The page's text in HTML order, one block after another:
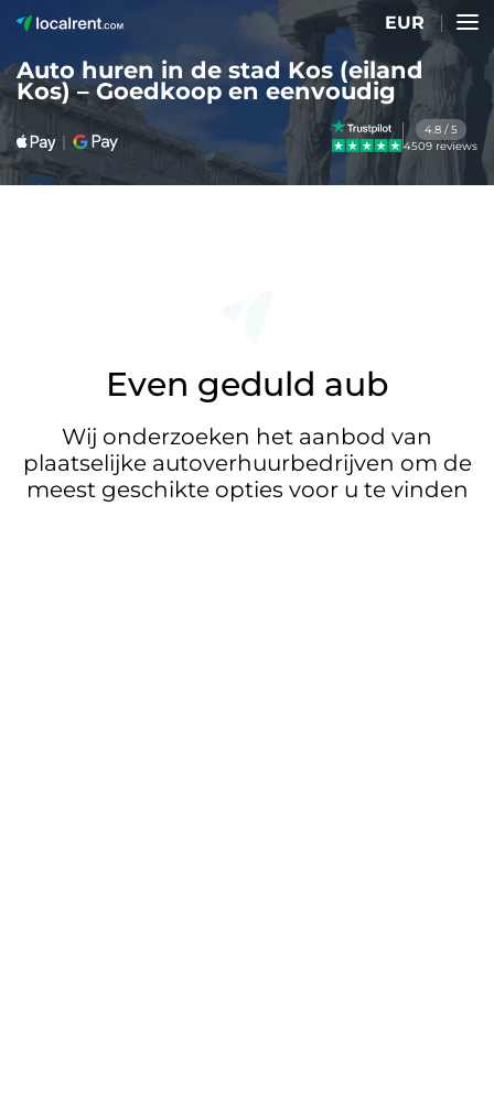
EUR
Auto huren in de stad Kos (eiland
Kos) – Goedkoop en eenvoudig
4.8 / 5
4509 reviews
Even geduld aub
Wij onderzoeken het aanbod van
plaatselijke autoverhuurbedrijven om de
meest geschikte opties voor u te vinden